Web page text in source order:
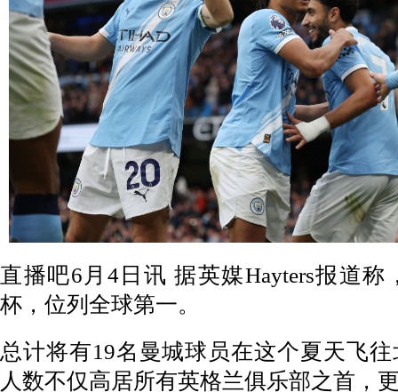
直播吧6月4日讯 据英媒Hayters报道
杯，位列全球第一。
总计将有19名曼城球员在这个夏天飞
人数不仅高居所有英格兰俱乐部之首，